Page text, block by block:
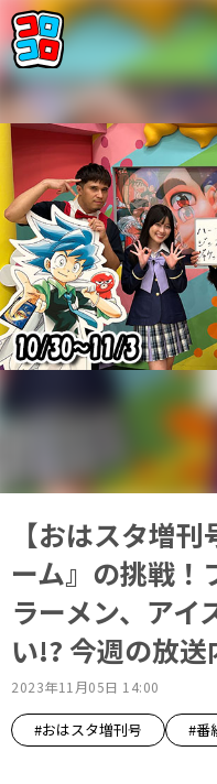
【おはスタ増
ーム』の挑戦！
ラーメン、アイ
い!? 今週の放送
2023年11月05日 14:00
#おはスタ増刊号 #番